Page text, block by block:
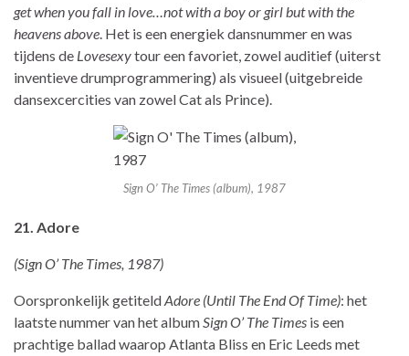
get when you fall in love…not with a boy or girl but with the
heavens above. Het is een energiek dansnummer en was
tijdens de Lovesexytour een favoriet, zowel auditief (uiterst
inventieve drumprogrammering) als visueel (uitgebreide
dansexcercities van zowel Cat als Prince).
Sign O’ The Times (album), 1987
21. Adore
(Sign O’ The Times, 1987)
Oorspronkelijk getiteldAdore (Until The End Of Time): het
laatste nummer van het albumSign O’ The Times is een
prachtige ballad waarop Atlanta Bliss en Eric Leeds met